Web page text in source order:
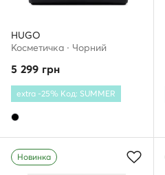
HUGO
Косметичка · Чорний
5 299 грн
extra -25% Код: SUMMER
Новинка